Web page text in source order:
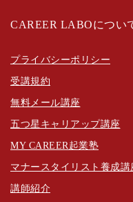
CAREER LABOについ
プライバシーポリシー
受講規約
無料メール講座
五つ星キャリアップ講座
MY CAREER起業塾
マナースタイリスト養成講
講師紹介